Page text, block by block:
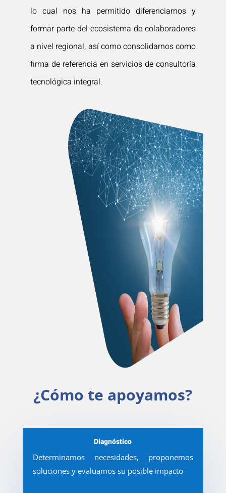
lo cual nos ha permitido diferenciarnos y
formar parte del ecosistema de colaboradores
a nivel regional, así como consolidarnos como
firma de referencia en servicios de consultoría
tecnológica integral.
¿Cómo te apoyamos?
Diagnóstico
Determinamos necesidades, proponemos
soluciones y evaluamos su posible impacto